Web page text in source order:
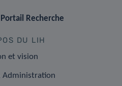
Recherche
DU LIH
et vision
Administration